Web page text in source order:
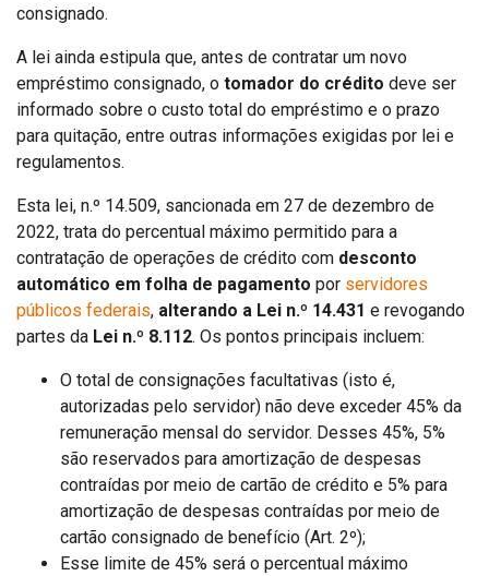
consignado.
A lei ainda estipula que, antes de contratar um novo
empréstimo consignado, o tomador do crédito deve ser
informado sobre o custo total do empréstimo e o prazo
para quitação, entre outras informações exigidas por lei e
regulamentos.
Esta lei, n.º 14.509, sancionada em 27 de dezembro de
2022, trata do percentual máximo permitido para a
contratação de operações de crédito com desconto
automático em folha de pagamento por servidores
públicos federais, alterando a Lei n.º 14.431 e revogando
partes da Lei n.º 8.112. Os pontos principais incluem:
O total de consignações facultativas (isto é,
autorizadas pelo servidor) não deve exceder 45% da
remuneração mensal do servidor. Desses 45%, 5%
são reservados para amortização de despesas
contraídas por meio de cartão de crédito e 5% para
amortização de despesas contraídas por meio de
cartão consignado de benefício (Art. 2º);
Esse limite de 45% será o percentual máximo